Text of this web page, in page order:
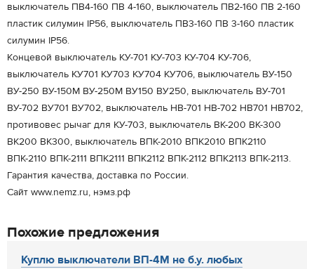
выключатель ПВ4-160 ПВ 4-160, выключатель ПВ2-160 ПВ 2-160
пластик силумин IP56, выключатель ПВ3-160 ПВ 3-160 пластик
силумин IP56.
Концевой выключатель КУ-701 КУ-703 КУ-704 КУ-706,
выключатель КУ701 КУ703 КУ704 КУ706, выключатель ВУ-150
ВУ-250 ВУ-150М ВУ-250М ВУ150 ВУ250, выключатель ВУ-701
ВУ-702 ВУ701 ВУ702, выключатель НВ-701 НВ-702 НВ701 НВ702,
противовес рычаг для КУ-703, выключатель ВК-200 ВК-300
ВК200 ВК300, выключатель ВПК-2010 ВПК2010 ВПК2110
ВПК-2110 ВПК-2111 ВПК2111 ВПК2112 ВПК-2112 ВПК2113 ВПК-2113.
Гарантия качества, доставка по России.
Сайт www.nemz.ru, нэмз.рф
Похожие предложения
Куплю выключатели ВП-4М не б.у. любых